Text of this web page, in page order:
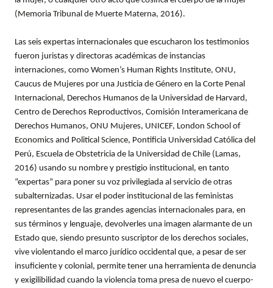
(Memoria Tribunal de Muerte Materna, 2016).
Las seis expertas internacionales que escucharon los testimonios
fueron juristas y directoras académicas de instancias
internaciones, como Women’s Human Rights Institute, ONU,
Caucus de Mujeres por una Justicia de Género en la Corte Penal
Internacional, Derechos Humanos de la Universidad de Harvard,
Centro de Derechos Reproductivos, Comisión Interamericana de
Derechos Humanos, ONU Mujeres, UNICEF, London School of
Economics and Political Science, Pontificia Universidad Católica del
Perú, Escuela de Obstetricia de la Universidad de Chile (Lamas,
2016) usando su nombre y prestigio institucional, en tanto
“expertas” para poner su voz privilegiada al servicio de otras
subalternizadas. Usar el poder institucional de las feministas
representantes de las grandes agencias internacionales para, en
sus términos y lenguaje, devolverles una imagen alarmante de un
Estado que, siendo presunto suscriptor de los derechos sociales,
vive violentando el marco jurídico occidental que, a pesar de ser
insuficiente y colonial, permite tener una herramienta de denuncia
y exigilibilidad cuando la violencia toma presa de nuevo el cuerpo-